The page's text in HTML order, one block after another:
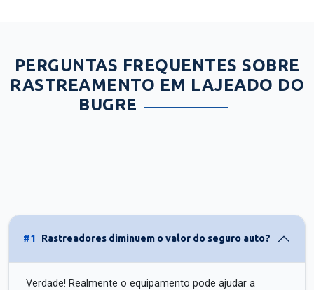
PERGUNTAS FREQUENTES SOBRE
RASTREAMENTO EM LAJEADO DO
BUGRE
#1 Rastreadores diminuem o valor do seguro auto?
Verdade! Realmente o equipamento pode ajudar a